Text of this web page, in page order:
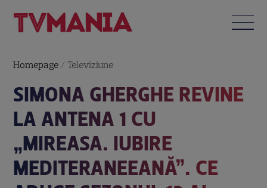
Homepage / Televiziune
SIMONA GHERGHE REVINE
LA ANTENA 1 CU
„MIREASA. IUBIRE
MEDITERANEEANĂ”. CE